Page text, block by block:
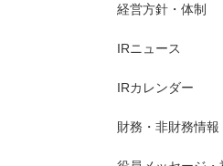
経営方針・体制
IRニュース
IRカレンダー
財務・非財務情報